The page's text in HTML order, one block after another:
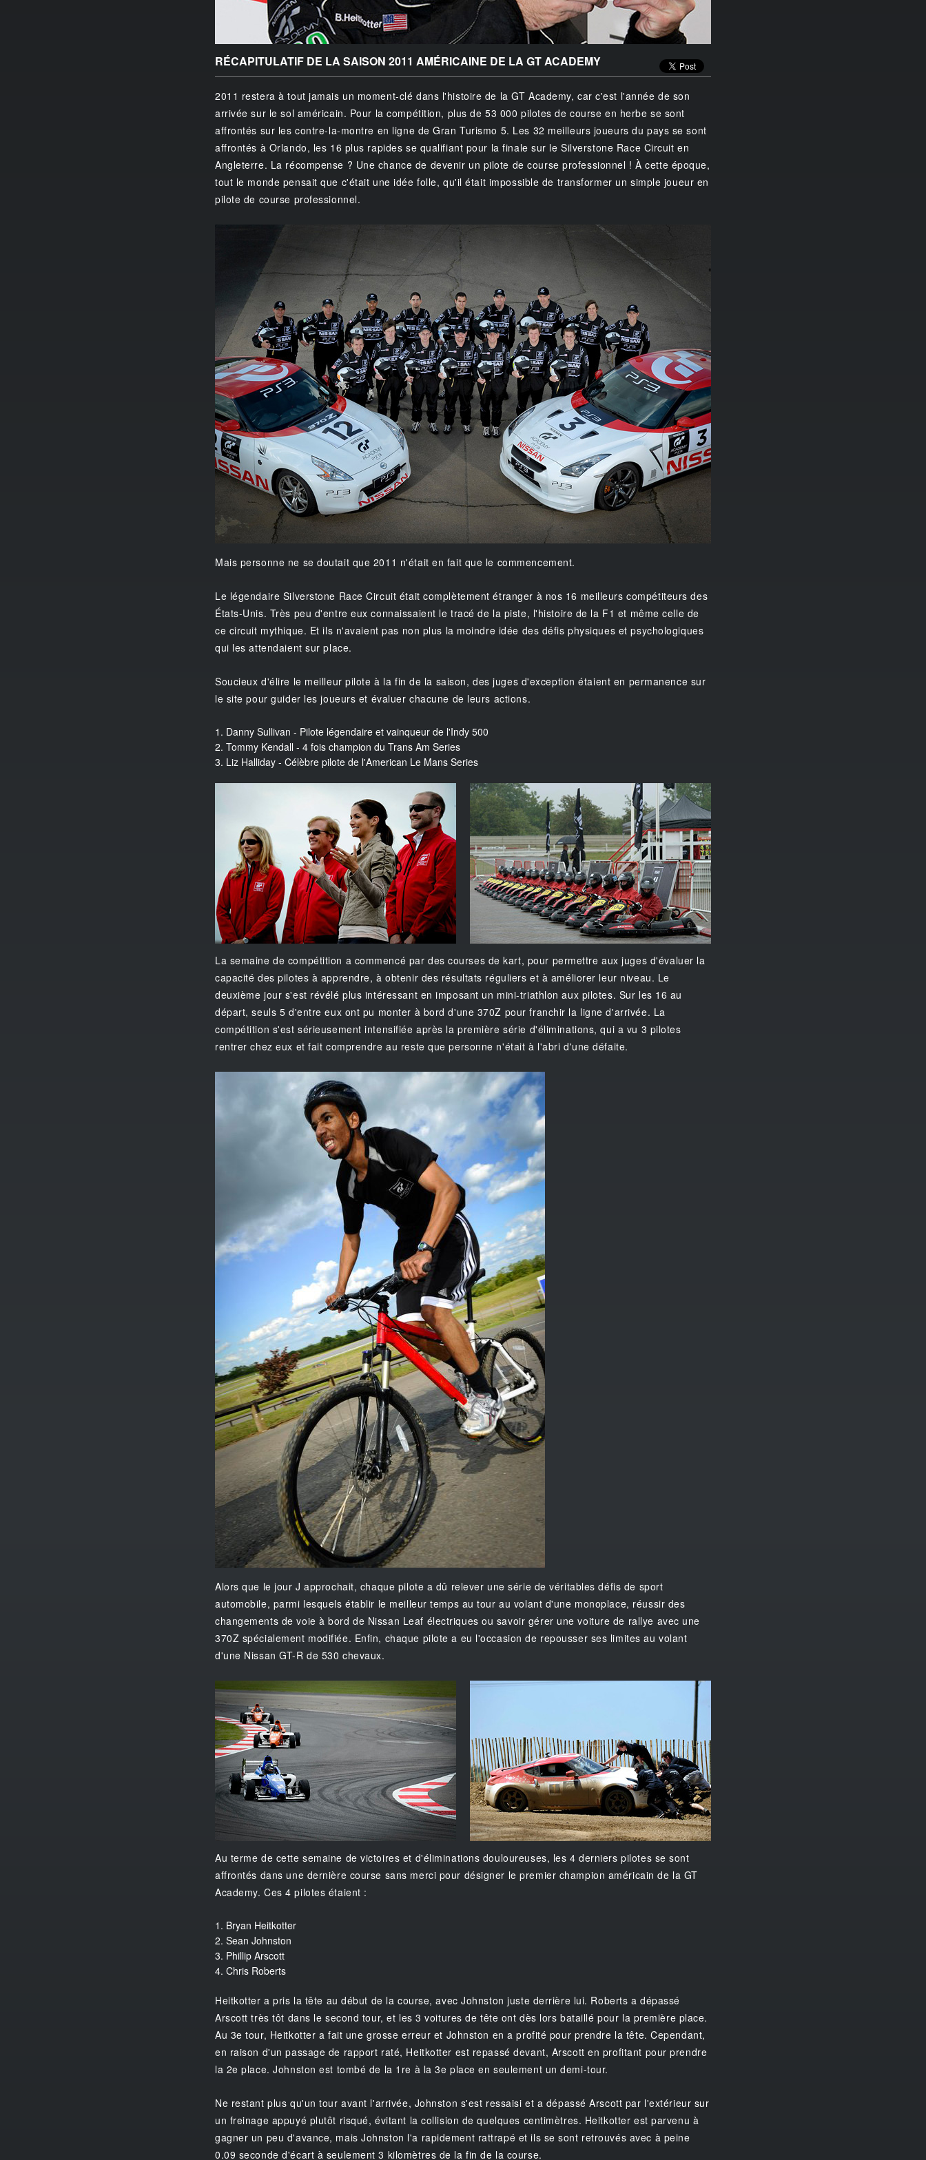
RÉCAPITULATIF DE LA SAISON 2011 AMÉRICAINE DE LA GT ACADEMY
2011 restera à tout jamais un moment-clé dans l'histoire de la GT Academy, car c'est l'année de son
arrivée sur le sol américain. Pour la compétition, plus de 53 000 pilotes de course en herbe se sont
affrontés sur les contre-la-montre en ligne de Gran Turismo 5. Les 32 meilleurs joueurs du pays se sont
affrontés à Orlando, les 16 plus rapides se qualifiant pour la finale sur le Silverstone Race Circuit en
Angleterre. La récompense ? Une chance de devenir un pilote de course professionnel ! À cette époque,
tout le monde pensait que c'était une idée folle, qu'il était impossible de transformer un simple joueur en
pilote de course professionnel.
Mais personne ne se doutait que 2011 n'était en fait que le commencement.
Le légendaire Silverstone Race Circuit était complètement étranger à nos 16 meilleurs compétiteurs des
États-Unis. Très peu d'entre eux connaissaient le tracé de la piste, l'histoire de la F1 et même celle de
ce circuit mythique. Et ils n'avaient pas non plus la moindre idée des défis physiques et psychologiques
qui les attendaient sur place.
Soucieux d'élire le meilleur pilote à la fin de la saison, des juges d'exception étaient en permanence sur
le site pour guider les joueurs et évaluer chacune de leurs actions.
1. Danny Sullivan - Pilote légendaire et vainqueur de l'Indy 500
2. Tommy Kendall - 4 fois champion du Trans Am Series
3. Liz Halliday - Célèbre pilote de l'American Le Mans Series
La semaine de compétition a commencé par des courses de kart, pour permettre aux juges d'évaluer la
capacité des pilotes à apprendre, à obtenir des résultats réguliers et à améliorer leur niveau. Le
deuxième jour s'est révélé plus intéressant en imposant un mini-triathlon aux pilotes. Sur les 16 au
départ, seuls 5 d'entre eux ont pu monter à bord d'une 370Z pour franchir la ligne d'arrivée. La
compétition s'est sérieusement intensifiée après la première série d'éliminations, qui a vu 3 pilotes
rentrer chez eux et fait comprendre au reste que personne n'était à l'abri d'une défaite.
Alors que le jour J approchait, chaque pilote a dû relever une série de véritables défis de sport
automobile, parmi lesquels établir le meilleur temps au tour au volant d'une monoplace, réussir des
changements de voie à bord de Nissan Leaf électriques ou savoir gérer une voiture de rallye avec une
370Z spécialement modifiée. Enfin, chaque pilote a eu l'occasion de repousser ses limites au volant
d'une Nissan GT-R de 530 chevaux.
Au terme de cette semaine de victoires et d'éliminations douloureuses, les 4 derniers pilotes se sont
affrontés dans une dernière course sans merci pour désigner le premier champion américain de la GT
Academy. Ces 4 pilotes étaient :
1. Bryan Heitkotter
2. Sean Johnston
3. Phillip Arscott
4. Chris Roberts
Heitkotter a pris la tête au début de la course, avec Johnston juste derrière lui. Roberts a dépassé
Arscott très tôt dans le second tour, et les 3 voitures de tête ont dès lors bataillé pour la première place.
Au 3e tour, Heitkotter a fait une grosse erreur et Johnston en a profité pour prendre la tête. Cependant,
en raison d'un passage de rapport raté, Heitkotter est repassé devant, Arscott en profitant pour prendre
la 2e place. Johnston est tombé de la 1re à la 3e place en seulement un demi-tour.
Ne restant plus qu'un tour avant l'arrivée, Johnston s'est ressaisi et a dépassé Arscott par l'extérieur sur
un freinage appuyé plutôt risqué, évitant la collision de quelques centimètres. Heitkotter est parvenu à
gagner un peu d'avance, mais Johnston l'a rapidement rattrapé et ils se sont retrouvés avec à peine
0.09 seconde d'écart à seulement 3 kilomètres de la fin de la course.